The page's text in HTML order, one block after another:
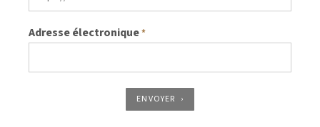
Adresse électronique*
ENVOYER